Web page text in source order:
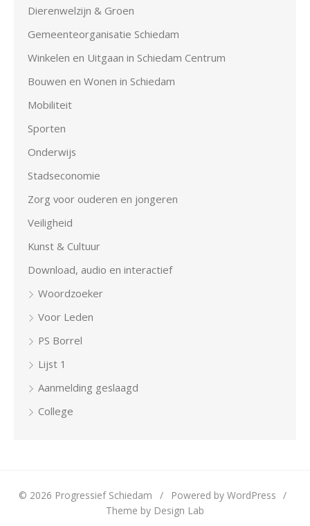
Dierenwelzijn & Groen
Gemeenteorganisatie Schiedam
Winkelen en Uitgaan in Schiedam Centrum
Bouwen en Wonen in Schiedam
Mobiliteit
Sporten
Onderwijs
Stadseconomie
Zorg voor ouderen en jongeren
Veiligheid
Kunst & Cultuur
Download, audio en interactief
Woordzoeker
Voor Leden
PS Borrel
Lijst 1
Aanmelding geslaagd
College
© 2026 Progressief Schiedam / Powered by WordPress
/
Theme by Design Lab